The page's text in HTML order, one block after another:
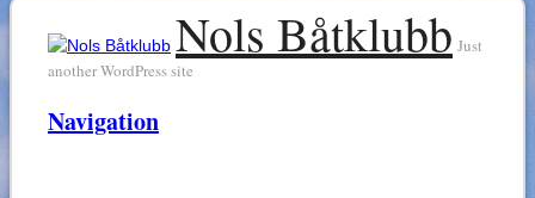
Nols Båtklubb Just
another WordPress site
Navigation